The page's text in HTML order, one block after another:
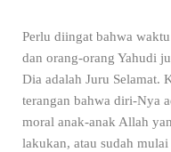
Perlu diingat bahwa
dan orang-orang Yahudi
Dia adalah Juru Selamat.
terangan bahwa diri-Nya
moral anak-anak Allah
lakukan, atau sudah